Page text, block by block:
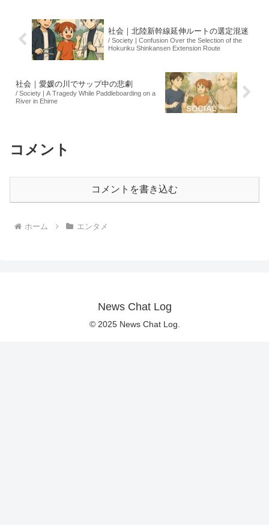
社会｜北陸新幹線延伸ルートの選定混迷
/ Society | Confusion Over the Selection of the
Hokuriku Shinkansen Extension Route
社会｜愛媛の川でサップ中の悲劇
/ Society | A Tragedy While Paddleboarding on a
River in Ehime
コメント
コメントを書き込む
ホーム エンタメ
News Chat Log
© 2025 News Chat Log.